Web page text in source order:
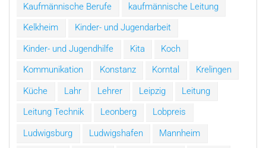
Kaufmännische Berufe
kaufmännische Leitung
Kelkheim
Kinder- und Jugendarbeit
Kinder- und Jugendhilfe
Kita
Koch
Kommunikation
Konstanz Korntal
Krelingen
Küche
Lahr Lehrer Leipzig
Leitung
Leitung Technik
Leonberg
Lobpreis
Ludwigsburg
Ludwigshafen
Mannheim